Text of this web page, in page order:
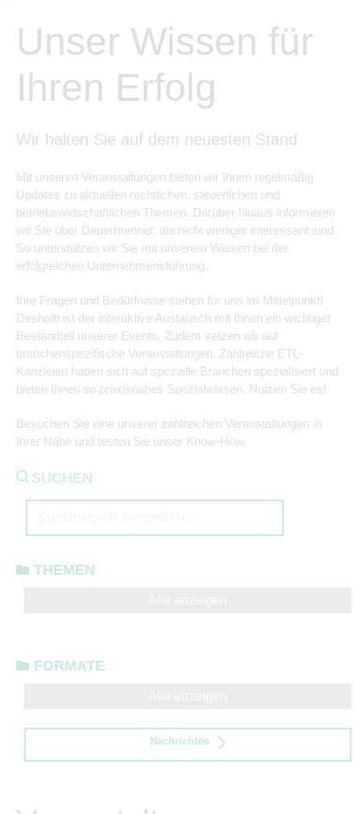
Unser Wissen für
Ihren Erfolg
Wir halten Sie auf dem neuesten Stand
Mit unseren Veranstaltungen bieten wir Ihnen regelmäßig
Updates zu aktuellen rechtlichen, steuerlichen und
betriebswirtschaftlichen Themen. Darüber hinaus informieren
wir Sie über Dauerbrenner, die nicht weniger interessant sind.
So unterstützen wir Sie mit unserem Wissen bei der
erfolgreichen Unternehmensführung.
Ihre Fragen und Bedürfnisse stehen für uns im Mittelpunkt!
Deshalb ist der interaktive Austausch mit Ihnen ein wichtiger
Bestandteil unserer Events. Zudem setzen wir auf
branchenspezifische Veranstaltungen. Zahlreiche ETL-
Kanzleien haben sich auf spezielle Branchen spezialisiert und
bieten Ihnen so praxisnahes Spezialwissen. Nutzen Sie es!
Besuchen Sie eine unserer zahlreichen Veranstaltungen in
Ihrer Nähe und testen Sie unser Know-How.
SUCHEN
THEMEN
FORMATE
Nachrichten